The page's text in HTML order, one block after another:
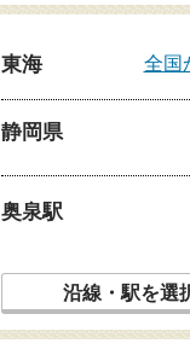
東海 全国
静岡県
奥泉駅
沿線・駅を選